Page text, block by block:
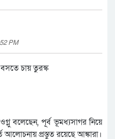
PM
বলেছেন, পূর্ব ভূমধ্যসাগর নিয়ে
আলোচনায় প্রস্তুত রয়েছে আঙ্কারা।